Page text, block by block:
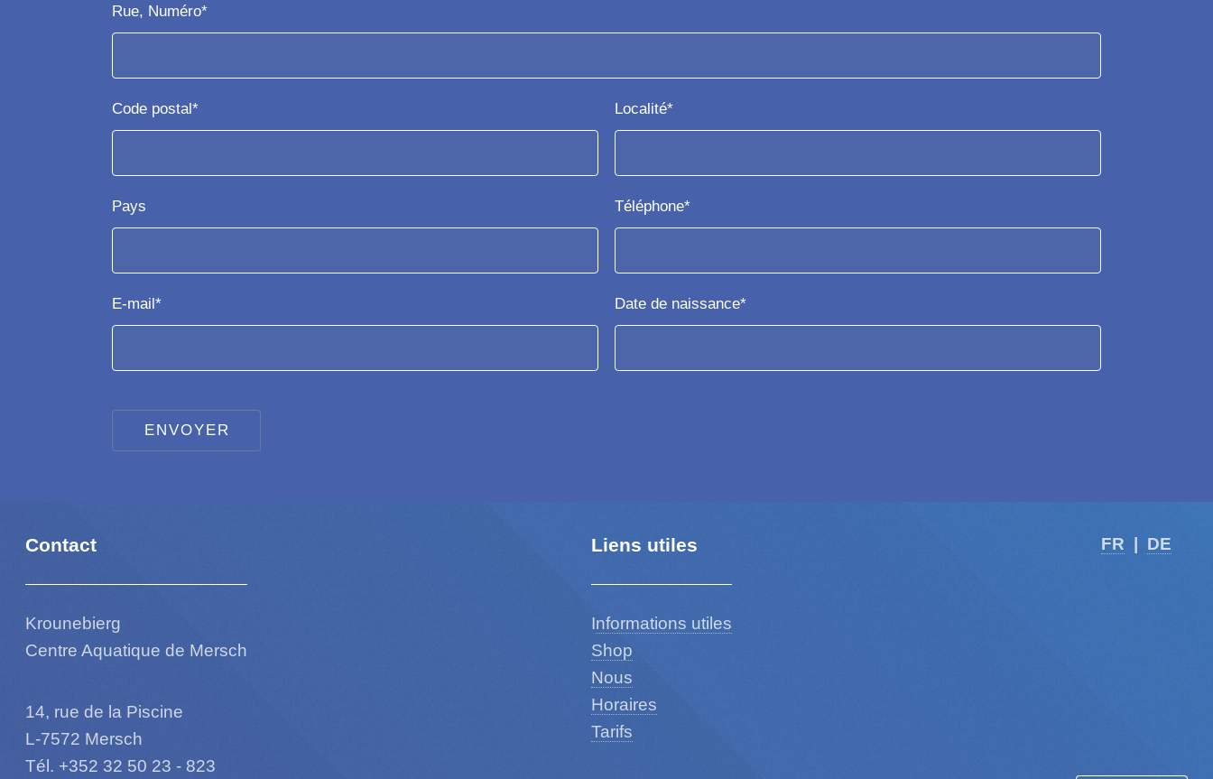
Rue, Numéro*
Code postal* Localité*
Pays Téléphone*
E-mail* Date de naissance*
Contact
Krounebierg
Centre Aquatique de Mersch
14, rue de la Piscine
L-7572 Mersch
Tél. +352 32 50 23 - 823
Liens utiles
Informations utiles
Shop
Nous
Horaires
Tarifs
FR DE